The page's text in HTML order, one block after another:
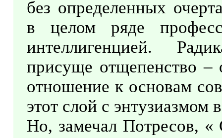
без определенных
в целом ряде
интеллигенцией.
присуще отщепенство –
отношение к основам
этот слой с энтузиазмом
Но, замечал Потресов,